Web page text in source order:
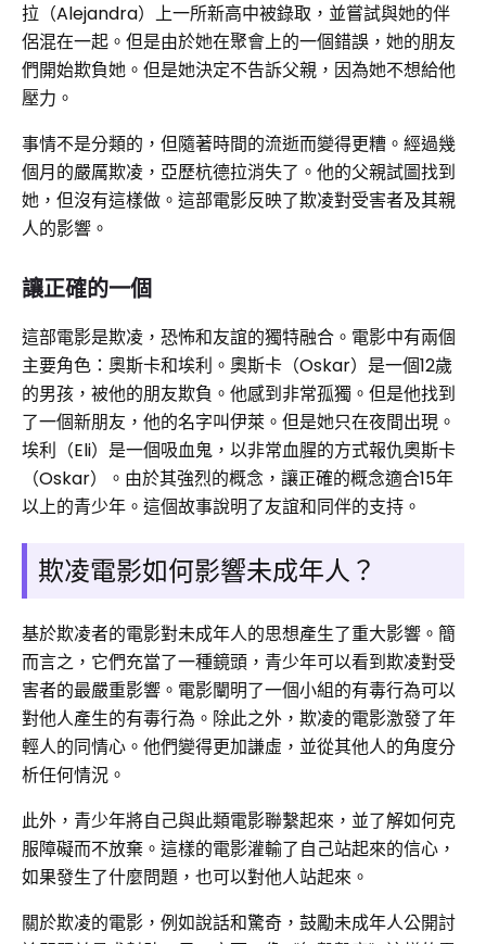
拉（Alejandra）上一所新高中被錄取，並嘗試與她的伴
侶混在一起。但是由於她在聚會上的一個錯誤，她的朋友
們開始欺負她。但是她決定不告訴父親，因為她不想給他
壓力。
事情不是分類的，但隨著時間的流逝而變得更糟。經過幾
個月的嚴厲欺凌，亞歷杭德拉消失了。他的父親試圖找到
她，但沒有這樣做。這部電影反映了欺凌對受害者及其親
人的影響。
讓正確的一個
這部電影是欺凌，恐怖和友誼的獨特融合。電影中有兩個
主要角色：奧斯卡和埃利。奧斯卡（Oskar）是一個12歲
的男孩，被他的朋友欺負。他感到非常孤獨。但是他找到
了一個新朋友，他的名字叫伊萊。但是她只在夜間出現。
埃利（Eli）是一個吸血鬼，以非常血腥的方式報仇奧斯卡
（Oskar）。由於其強烈的概念，讓正確的概念適合15年
以上的青少年。這個故事說明了友誼和同伴的支持。
欺凌電影如何影響未成年人？
基於欺凌者的電影對未成年人的思想產生了重大影響。簡
而言之，它們充當了一種鏡頭，青少年可以看到欺凌對受
害者的最嚴重影響。電影闡明了一個小組的有毒行為可以
對他人產生的有毒行為。除此之外，欺凌的電影激發了年
輕人的同情心。他們變得更加謙虛，並從其他人的角度分
析任何情況。
此外，青少年將自己與此類電影聯繫起來，並了解如何克
服障礙而不放棄。這樣的電影灌輸了自己站起來的信心，
如果發生了什麼問題，也可以對他人站起來。
關於欺凌的電影，例如說話和驚奇，鼓勵未成年人公開討